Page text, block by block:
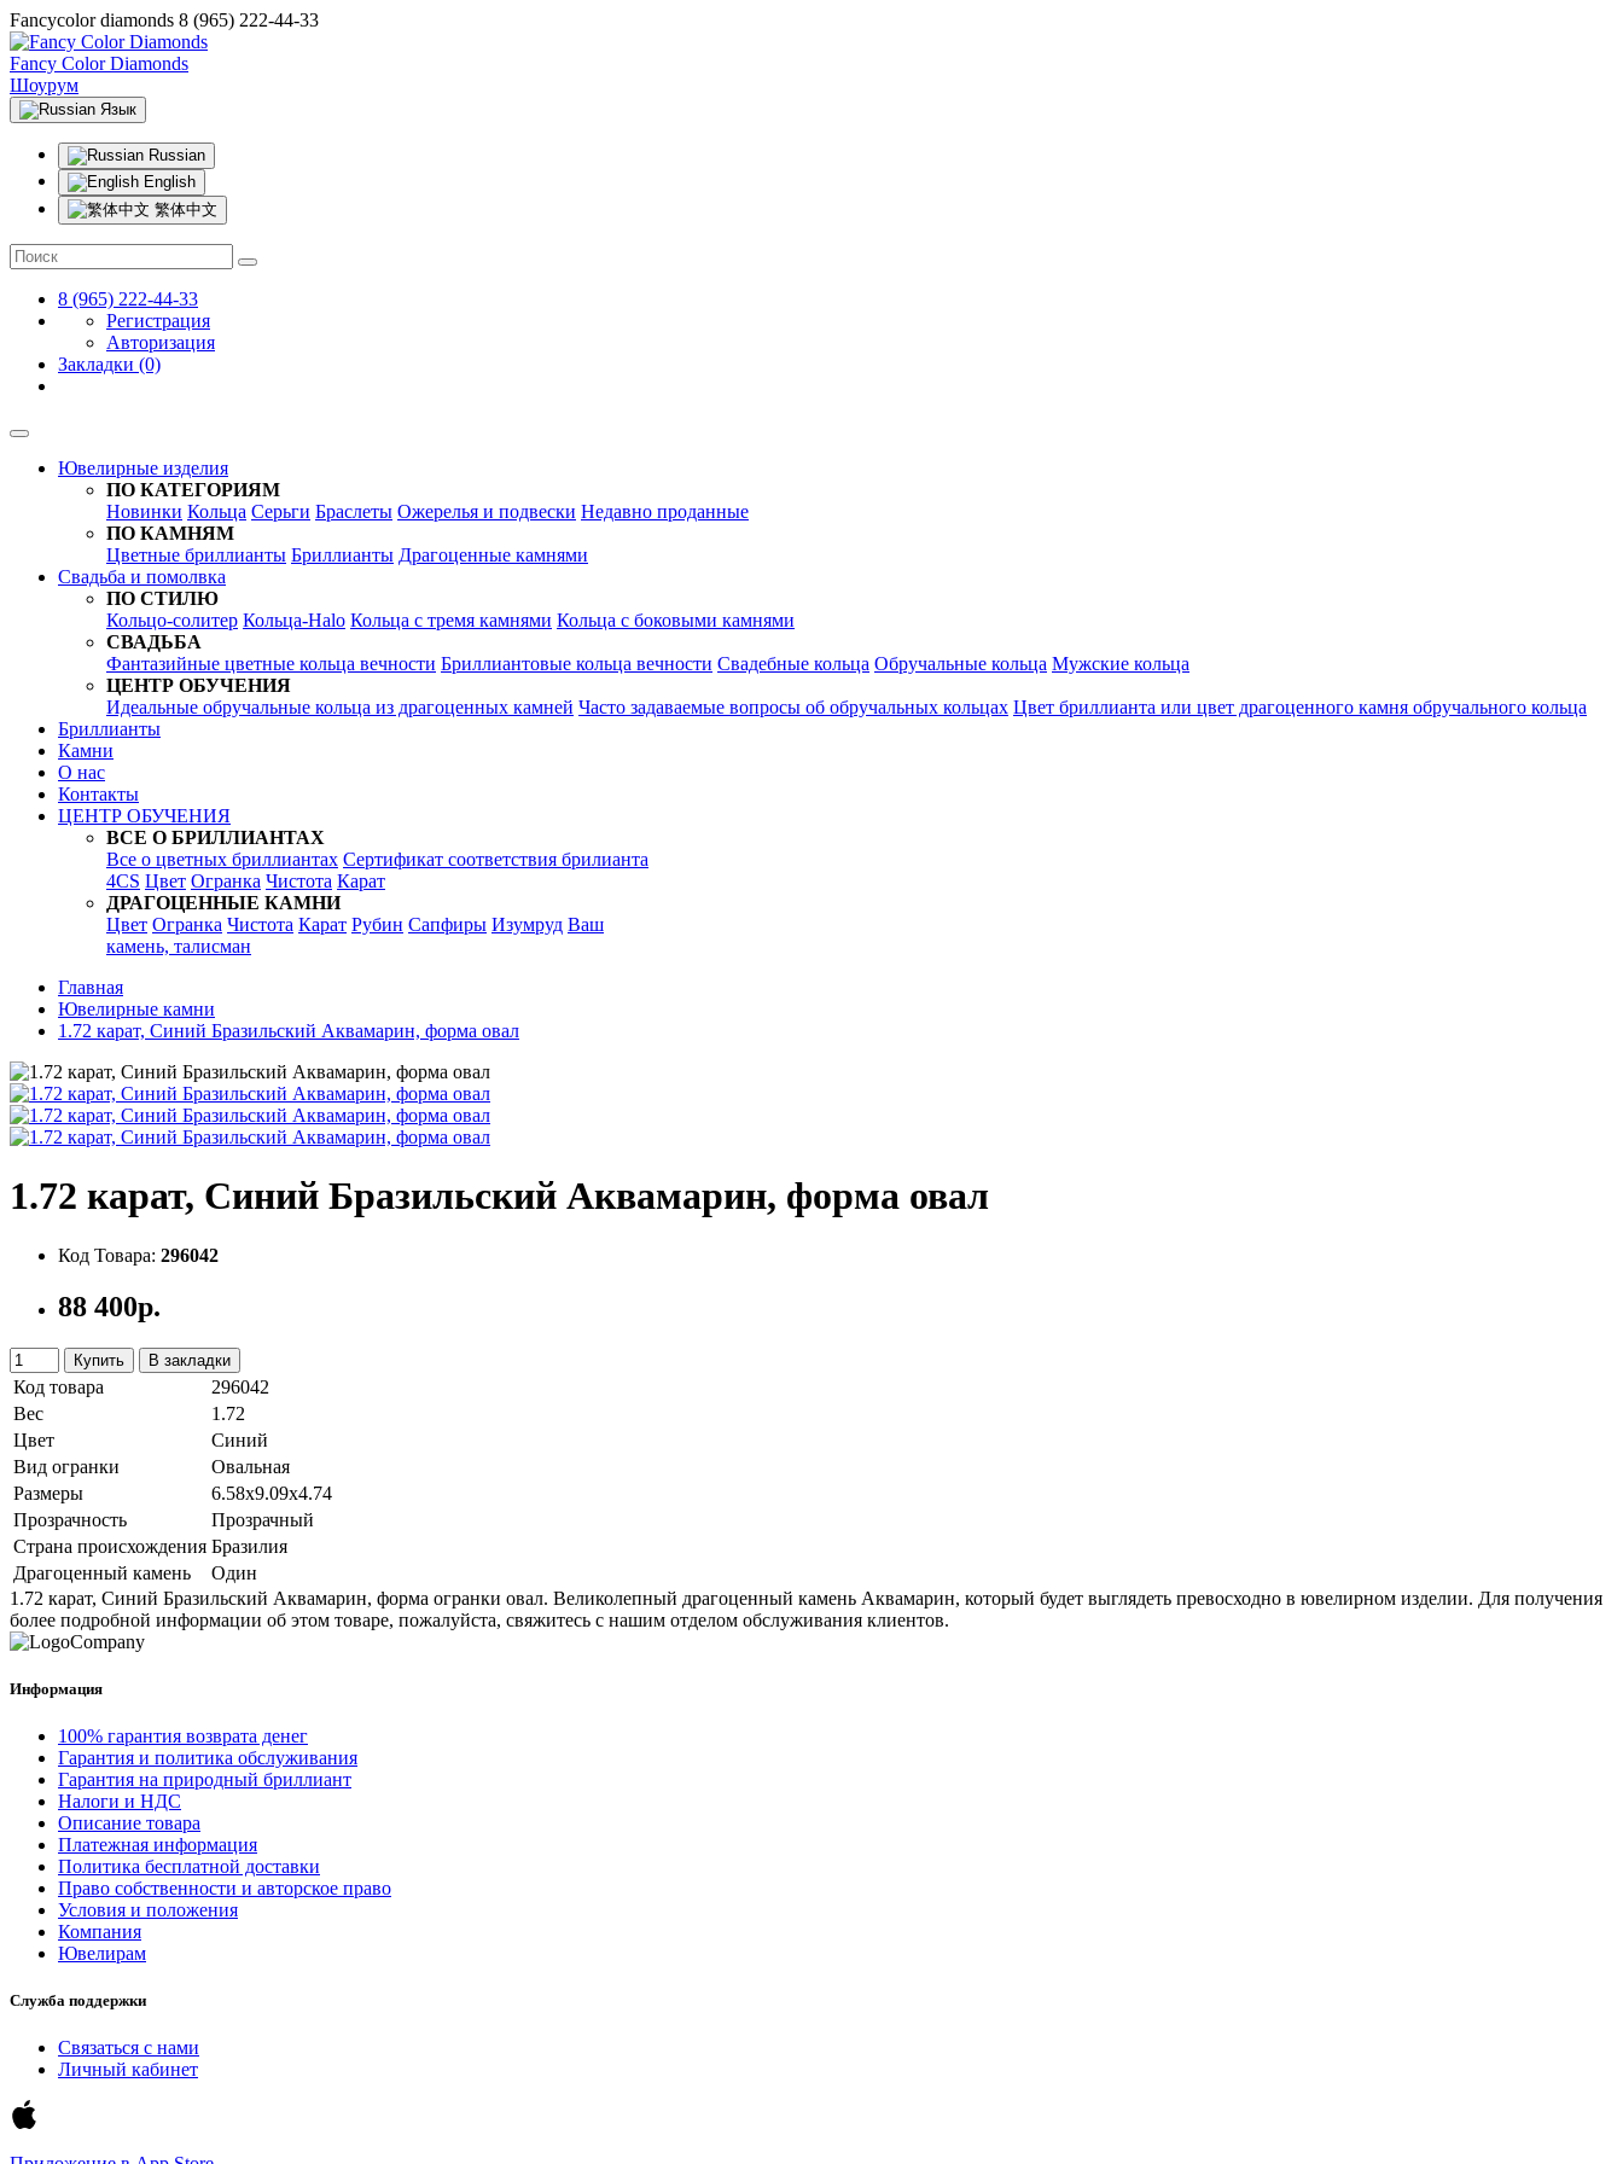
Fancycolor diamonds 8 (965) 222-44-33
Fancy Color Diamonds
Шоурум
Язык
Russian
English
繁体中文
8 (965) 222-44-33
Регистрация
Авторизация
Закладки (0)
Ювелирные изделия
ПО КАТЕГОРИЯМ
Новинки Кольца Серьги Браслеты Ожерелья и подвески Недавно проданные
ПО КАМНЯМ
Цветные бриллианты Бриллианты Драгоценные камнями
Свадьба и помолвка
ПО СТИЛЮ
Кольцо-солитер Кольца-Halo Кольца c тремя камнями Кольца c боковыми камнями
СВАДЬБА
Фантазийные цветные кольца вечности Бриллиантовые кольца вечности Свадебные кольца Обручальные кольца Мужские кольца
ЦЕНТР ОБУЧЕНИЯ
Идеальные обручальные кольца из драгоценных камней Часто задаваемые вопросы об обручальных кольцах Цвет бриллианта или цвет драгоценного камня обручального кольца
Бриллианты
Камни
О нас
Контакты
ЦЕНТР ОБУЧЕНИЯ
ВСЕ О БРИЛЛИАНТАХ
Все о цветных бриллиантах Сертификат соответствия брилианта
4CS Цвет Огранка Чистота Карат
ДРАГОЦЕННЫЕ КАМНИ
Цвет Огранка Чистота Карат Рубин Сапфиры Изумруд Ваш
камень, талисман
Главная
Ювелирные камни
1.72 карат, Синий Бразильский Аквамарин, форма овал
1.72 карат, Синий Бразильский Аквамарин, форма овал
Код Товара: 296042
88 400р.
Купить В закладки
Код товара
296042
Вес
1.72
Цвет
Синий
Вид огранки
Овальная
Размеры
6.58x9.09x4.74
Прозрачность
Прозрачный
Страна происхождения Бразилия
Драгоценный камень
Один
1.72 карат, Синий Бразильский Аквамарин, форма огранки овал. Великолепный драгоценный камень Аквамарин, который будет выглядеть превосходно в ювелирном изделии. Для получения
более подробной информации об этом товаре, пожалуйста, свяжитесь с нашим отделом обслуживания клиентов.
Информация
100% гарантия возврата денег
Гарантия и политика обслуживания
Гарантия на природный бриллиант
Налоги и НДС
Описание товара
Платежная информация
Политика бесплатной доставки
Право собственности и авторское право
Условия и положения
Компания
Ювелирам
Служба поддержки
Связаться с нами
Личный кабинет